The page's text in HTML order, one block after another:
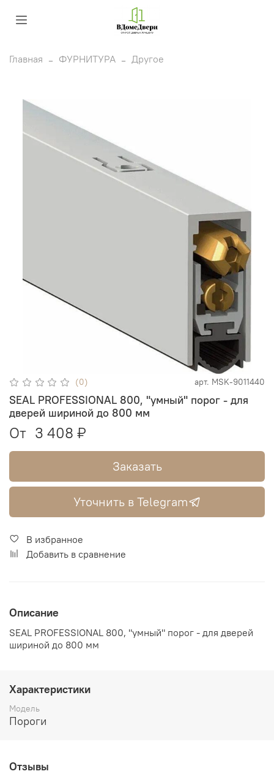
Главная ФУРНИТУРА Другое
(0) арт. MSK-9011440
SEAL PROFESSIONAL 800, "умный" порог - для
дверей шириной до 800 мм
От 3 408 ₽
Заказать
Уточнить в Telegram
В избранное
Добавить в сравнение
Описание
SEAL PROFESSIONAL 800, "умный" порог - для дверей
шириной до 800 мм
Характеристики
Модель
Пороги
Отзывы